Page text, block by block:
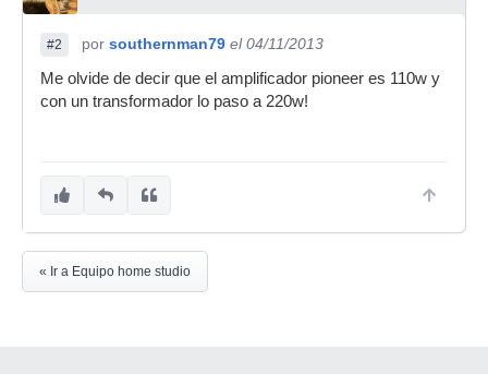
#2 por southernman79 el 04/11/2013
Me olvide de decir que el amplificador pioneer es 110w y
con un transformador lo paso a 220w!
« Ir a Equipo home studio